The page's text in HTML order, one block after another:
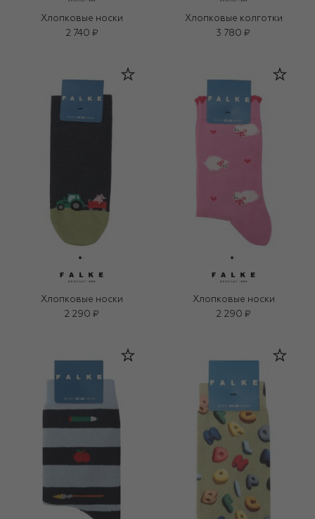
Хлопковые носки
2 740 ₽
Хлопковые колготки
3 780 ₽
Хлопковые носки
2 290 ₽
Хлопковые носки
2 290 ₽